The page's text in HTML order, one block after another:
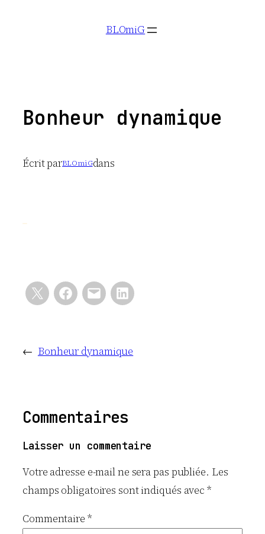
BLOmiG
Bonheur dynamique
Écrit parBLOmiGdans
← Bonheur dynamique
Commentaires
Laisser un commentaire
Votre adresse e-mail ne sera pas publiée. Les
champs obligatoires sont indiqués avec*
Commentaire *